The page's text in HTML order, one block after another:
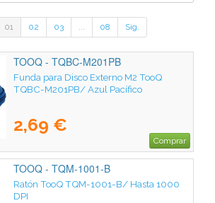
01 02 03 ... 08 Sig.
TOOQ - TQBC-M201PB
Funda para Disco Externo M2 TooQ
TQBC-M201PB/ Azul Pacífico
2,69 €
Comprar
TOOQ - TQM-1001-B
Ratón TooQ TQM-1001-B/ Hasta 1000
DPI